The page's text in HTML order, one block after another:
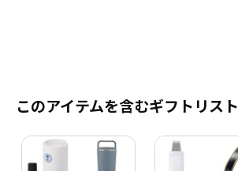
このアイテムを含むギフトリスト